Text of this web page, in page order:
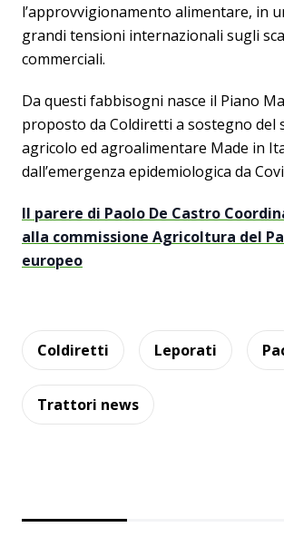
l’approvvigionamento alimentare, in
grandi tensioni internazionali sugli
commerciali.
Da questi fabbisogni nasce il Piano
proposto da Coldiretti a sostegno del
agricolo ed agroalimentare Made in
dall’emergenza epidemiologica da
Il parere di Paolo De Castro
alla commissione Agricoltura del
europeo
Coldiretti Leporati
Trattori news